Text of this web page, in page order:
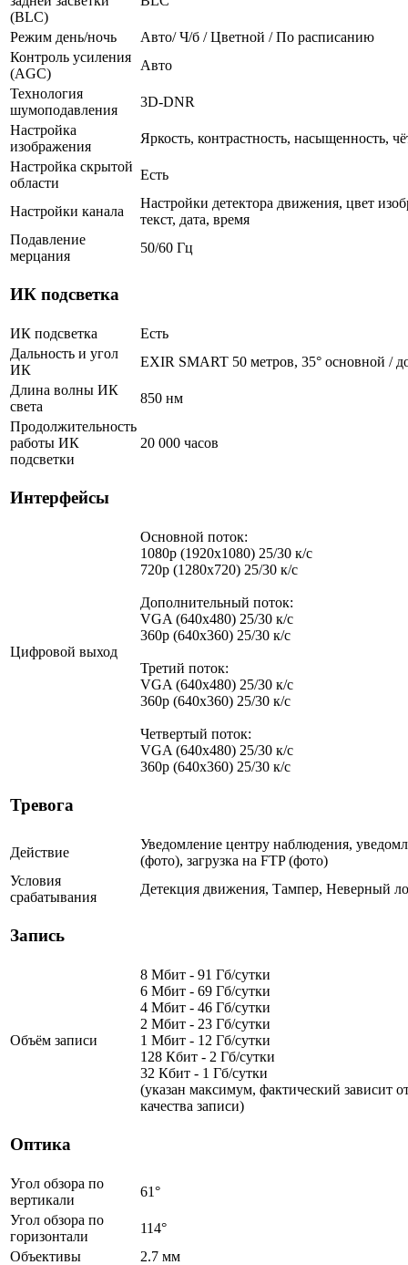
(BLC)
Режим день/ночь
Авто/ Ч/б / Цветной / По расписанию
Контроль усиления
(AGC)
Авто
Технология
шумоподавления
3D-DNR
Настройка
изображения
Яркость, контрастность, насыщенность,
Настройка скрытой
области
Есть
Настройки канала
Настройки детектора движения, цвет
текст, дата, время
Подавление
мерцания
50/60 Гц
ИК подсветка
ИК подсветка
Есть
Дальность и угол
ИК
EXIR SMART 50 метров, 35° основной /
Длина волны ИК
света
850 нм
Продолжительность
работы ИК
подсветки
20 000 часов
Интерфейсы
Цифровой выход
Основной поток:
1080p (1920x1080) 25/30 к/с
720p (1280х720) 25/30 к/с
Дополнительный поток:
VGA (640x480) 25/30 к/с
360p (640x360) 25/30 к/с
Третий поток:
VGA (640x480) 25/30 к/с
360p (640x360) 25/30 к/с
Четвертый поток:
VGA (640x480) 25/30 к/с
360p (640x360) 25/30 к/с
Тревога
Действие
Уведомление центру наблюдения,
(фото), загрузка на FTP (фото)
Условия
срабатывания
Детекция движения, Тампер, Неверный
Запись
Объём записи
8 Мбит - 91 Гб/сутки
6 Мбит - 69 Гб/сутки
4 Мбит - 46 Гб/сутки
2 Мбит - 23 Гб/сутки
1 Мбит - 12 Гб/сутки
128 Кбит - 2 Гб/сутки
32 Кбит - 1 Гб/сутки
(указан максимум, фактический зависит
качества записи)
Оптика
Угол обзора по
вертикали
61°
Угол обзора по
горизонтали
114°
Объективы
2.7 мм